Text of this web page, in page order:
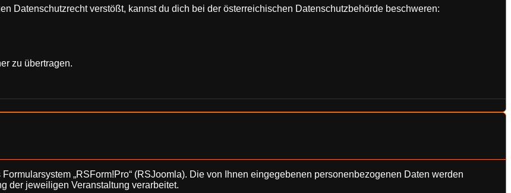
Datenschutzrecht verstößt, kannst du dich bei der österreichischen Datenschutzbehörde beschweren:
zu übertragen.
„RSForm!Pro“ (RSJoomla). Die von Ihnen eingegebenen personenbezogenen Daten werden
der jeweiligen Veranstaltung verarbeitet.